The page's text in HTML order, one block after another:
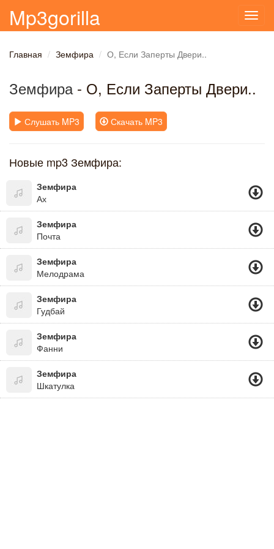
Mp3gorilla
Главная Земфира О, Если Заперты Двери..
Земфира- О, Если Заперты Двери..
Слушать MP3 Скачать MP3
Новые mp3 Земфира:
Земфира
Ах
Земфира
Почта
Земфира
Мелодрама
Земфира
Гудбай
Земфира
Фанни
Земфира
Шкатулка